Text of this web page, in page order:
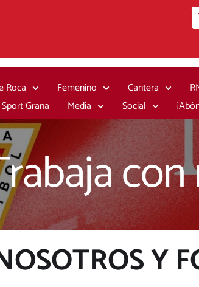
Roca Femenino Cantera
Grana
Media Social
Y